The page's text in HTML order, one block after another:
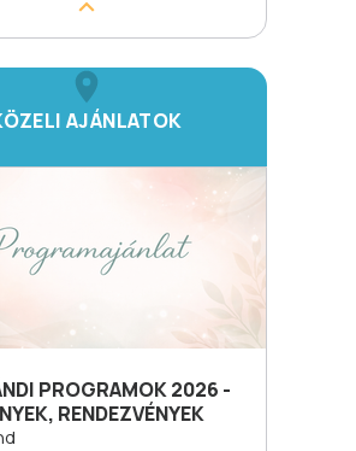
AJÁNLATOK
PROGRAMOK 2026 -
RENDEZVÉNYEK